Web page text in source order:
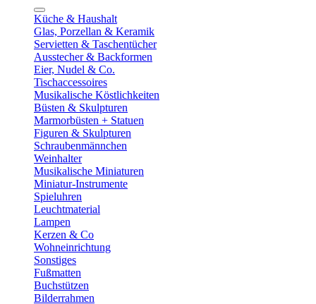
Küche & Haushalt
Glas, Porzellan & Keramik
Servietten & Taschentücher
Ausstecher & Backformen
Eier, Nudel & Co.
Tischaccessoires
Musikalische Köstlichkeiten
Büsten & Skulpturen
Marmorbüsten + Statuen
Figuren & Skulpturen
Schraubenmännchen
Weinhalter
Musikalische Miniaturen
Miniatur-Instrumente
Spieluhren
Leuchtmaterial
Lampen
Kerzen & Co
Wohneinrichtung
Sonstiges
Fußmatten
Buchstützen
Bilderrahmen